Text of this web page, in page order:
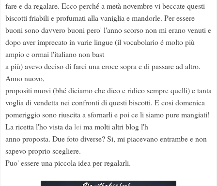
fare e da regalare. Ecco perché a metà novembre vi beccate questi
biscotti friabili e profumati alla vaniglia e mandorle. Per essere
buoni sono davvero buoni pero' l'anno scorso non mi erano venuti e
dopo aver imprecato in varie lingue (il vocabolario é molto più
ampio e ormai l'italiano non bast
a più) avevo deciso di farci una croce sopra e di passare ad altro.
Anno nuovo,
propositi nuovi (bhé diciamo che dico e ridico sempre quelli) e tanta
voglia di vendetta nei confronti di questi biscotti. E cosi domenica
pomeriggio sono riuscita a sfornarli e poi ce li siamo pure mangiati!
La ricetta l'ho vista da leima molti altri blog l'h
anno proposta. Due foto diverse? Si, mi piacevano entrambe e non
sapevo proprio scegliere.
Puo' essere una piccola idea per regalarli.